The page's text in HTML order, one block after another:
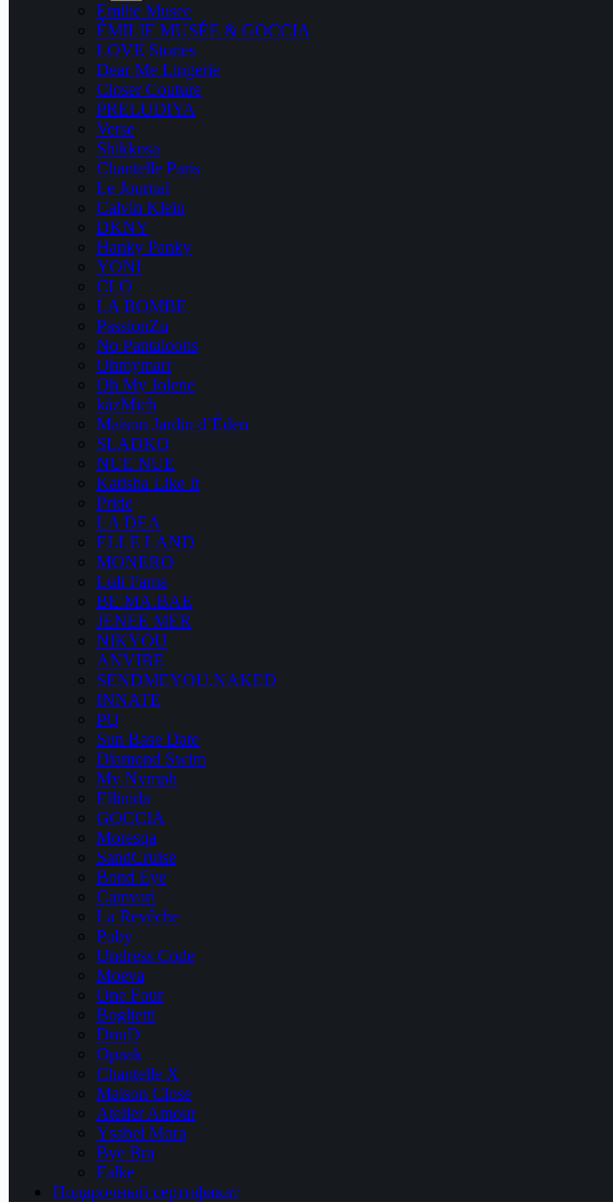
Emilie Musee
ÉMILIE MUSÉE & GOCCIA
LOVE Stories
Dear Me Lingerie
Closer Couture
PRELUDIYA
Verse
Shikkosa
Chantelle Paris
Le Journal
Calvin Klein
DKNY
Hanky Panky
YONI
CLO
LA BOMBE
PassionZu
No Pantaloons
Ohmymarr
Oh My Jolene
kázMich
Maison Jardin d’Éden
SLADKO
NUE NUE
Katisha Like It
Pride
LA DEA
ELLE LAND
MONERO
Luli Fama
BE.MA.BAE
JENEE MER
NIKYOU
ANVIBE
SENDMEYOU.NAKED
INNATE
PQ
Sun Base Date
Diamond Swim
My Nymph
Ellinida
GOCCIA
Moresqa
SandCruise
Bond Eye
Camvari
La Revêche
Poby
Undress Code
Moeva
One Four
Boglietti
DnuD
Opaak
Chantelle X
Maison Close
Atelier Amour
Ysabel Mora
Bye Bra
Falke
Подарочный сертификат